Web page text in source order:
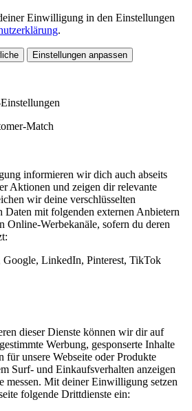
Einwilligung in den Einstellungen
.
Einstellungen anpassen
Match
informieren wir dich auch abseits
Aktionen und zeigen dir relevante
wir deine verschlüsselten
Daten mit folgenden externen Anbietern
Online-Werbekanäle, sofern du deren
LinkedIn, Pinterest, TikTok
dieser Dienste können wir dir auf
Werbung, gesponserte Inhalte
für unsere Webseite oder Produkte
Surf- und Einkaufsverhalten anzeigen
messen. Mit deiner Einwilligung setzen
folgende Drittdienste ein: